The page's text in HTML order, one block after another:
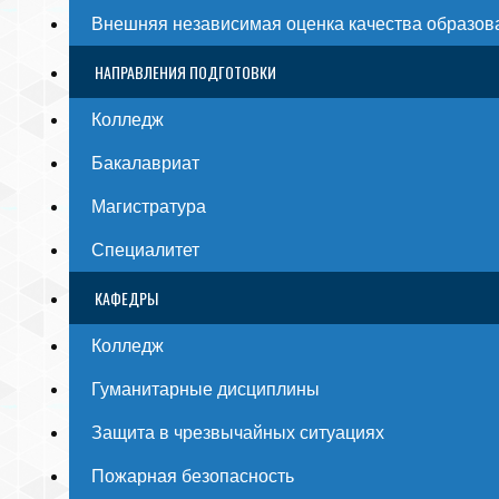
Внешняя независимая оценка качества
НАПРАВЛЕНИЯ ПОДГОТОВКИ
Колледж
Бакалавриат
Магистратура
Специалитет
КАФЕДРЫ
Колледж
Гуманитарные дисциплины
Защита в чрезвычайных ситуациях
Пожарная безопасность